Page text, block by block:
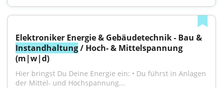
Instandhaltung / Hoch- & Mittelspannung
(m|w|d)
Hier bringst Du Deine Energie ein: • Du führst in Anlagen
der Mittel- und Hochspannung...